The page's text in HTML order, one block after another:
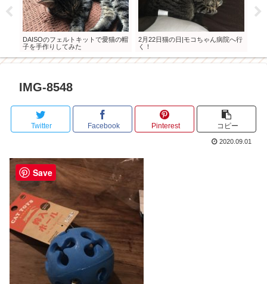
DAISOのフェルトキットで愛猫の帽
子を手作りしてみた
2月22日猫の日|モコちゃん病院へ行
く！
IMG-8548
Twitter Facebook Pinterest コピー
2020.09.01
Save